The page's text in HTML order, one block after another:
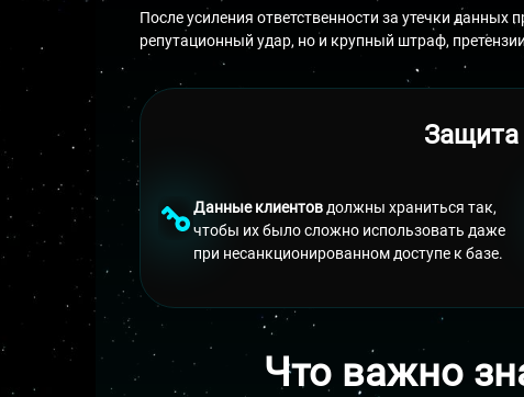
После усиления ответственности за утечки
репутационный удар, но и крупный штраф,
Защита
Данные клиентов должны храниться так,
чтобы их было сложно использовать даже
при несанкционированном доступе к базе.
Что важно